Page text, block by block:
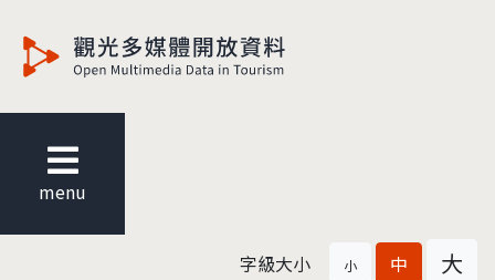
menu
字級大小 小 中 大